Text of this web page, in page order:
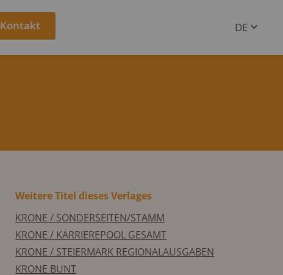
Kontakt
DE
Weitere Titel dieses Verlages
KRONE / SONDERSEITEN/STAMM
KRONE / KARRIEREPOOL GESAMT
KRONE / STEIERMARK REGIONALAUSGABEN
KRONE BUNT